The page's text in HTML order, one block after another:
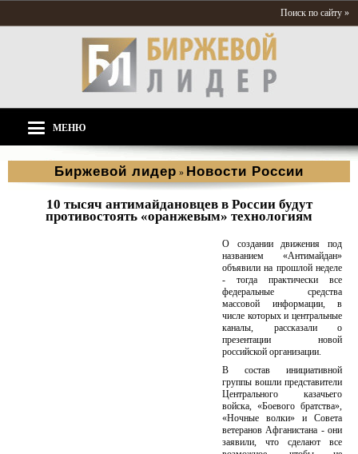
Поиск по сайту »
МЕНЮ
Биржевой лидер » Новости России
10 тысяч антимайдановцев в России будут
противостоять «оранжевым» технологиям
О создании движения под
названием «Антимайдан»
объявили на прошлой неделе
- тогда практически все
федеральные средства
массовой информации, в
числе которых и центральные
каналы, рассказали о
презентации новой
российской организации.
В состав инициативной
группы вошли представители
Центрального казачьего
войска, «Боевого братства»,
«Ночные волки» и Совета
ветеранов Афганистана - они
заявили, что сделают все